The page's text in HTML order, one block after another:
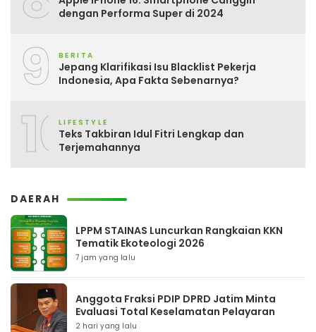
dengan Performa Super di 2024
9 BERITA
Jepang Klarifikasi Isu Blacklist Pekerja
Indonesia, Apa Fakta Sebenarnya?
10LIFESTYLE
Teks Takbiran Idul Fitri Lengkap dan
Terjemahannya
DAERAH
LPPM STAINAS Luncurkan Rangkaian KKN
Tematik Ekoteologi 2026
7 jam yang lalu
Anggota Fraksi PDIP DPRD Jatim Minta
Evaluasi Total Keselamatan Pelayaran
2 hari yang lalu